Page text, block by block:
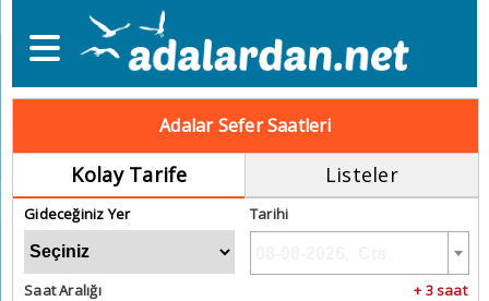
Adalar Sefer Saatleri
Kolay Tarife Listeler
Gideceğiniz Yer Tarihi
Saat Aralığı + 3 saat